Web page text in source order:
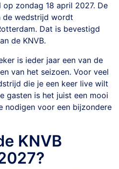
zondag 18 april 2027. De
de wedstrijd wordt
Dat is bevestigd
de KNVB.
is ieder jaar een van de
van het seizoen. Voor veel
die je een keer live wilt
gasten is het juist een mooi
nodigen voor een bijzondere
KNVB